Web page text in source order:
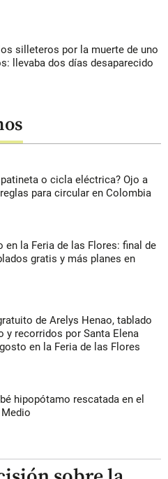
silleteros por la muerte de uno
llevaba dos días desaparecido
o cicla eléctrica? Ojo a
para circular en Colombia
en la Feria de las Flores: final de
gratis y más planes en
de Arelys Henao, tablado
y recorridos por Santa Elena
en la Feria de las Flores
hipopótamo rescatada en el